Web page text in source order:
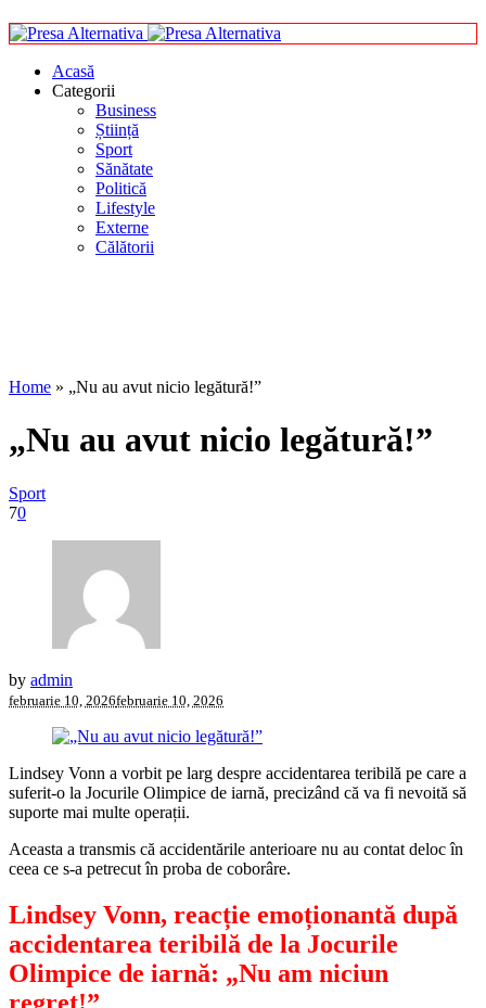
Acasă
Categorii
Business
Știință
Sport
Sănătate
Politică
Lifestyle
Externe
Călătorii
Home » „Nu au avut nicio legătură!”
„Nu au avut nicio legătură!”
Sport
70
by admin
februarie 10, 2026februarie 10, 2026
Lindsey Vonn a vorbit pe larg despre accidentarea teribilă pe care a
suferit-o la Jocurile Olimpice de iarnă, precizând că va fi nevoită să
suporte mai multe operații.
Aceasta a transmis că accidentările anterioare nu au contat deloc în
ceea ce s-a petrecut în proba de coborâre.
Lindsey Vonn, reacție emoționantă după
accidentarea teribilă de la Jocurile
Olimpice de iarnă: „Nu am niciun
regret!”